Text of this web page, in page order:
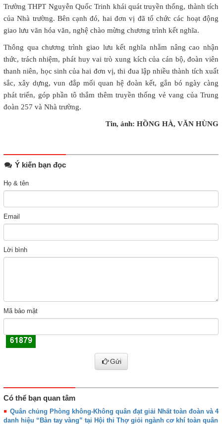
Trường THPT Nguyễn Quốc Trinh khái quát truyền thống, thành tích
của Nhà trường. Bên cạnh đó, hai đơn vị đã tổ chức các hoạt động
giao lưu văn hóa văn, nghệ chào mừng chương trình kết nghĩa.
Thông qua chương trình giao lưu kết nghĩa nhằm nâng cao nhận
thức, trách nhiệm, phát huy vai trò xung kích của cán bộ, đoàn viên
thanh niên, học sinh của hai đơn vị, thi đua lập nhiều thành tích xuất
sắc, xây dựng, vun đắp mối quan hệ đoàn kết, gắn bó ngày càng
phát triển, góp phần tô thắm thêm truyền thống vẻ vang của Trung
đoàn 257 và Nhà trường.
Tin, ảnh: HỒNG HÀ, VĂN HÙNG
Ý kiến bạn đọc
Họ & tên
Email
Lời bình
Mã bảo mật
Gửi
Có thể bạn quan tâm
Quân chủng Phòng không-Không quân đạt giải Nhất toàn đoàn và 4
danh hiệu “Bàn tay vàng” tại Hội thi Thợ giỏi ngành cơ khí toàn quân